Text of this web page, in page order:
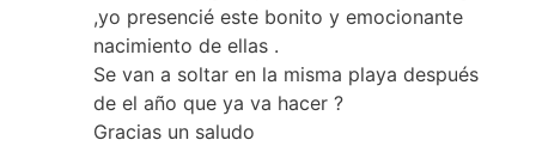
,yo presencié este bonito y emocionante
nacimiento de ellas .
Se van a soltar en la misma playa después
de el año que ya va hacer ?
Gracias un saludo